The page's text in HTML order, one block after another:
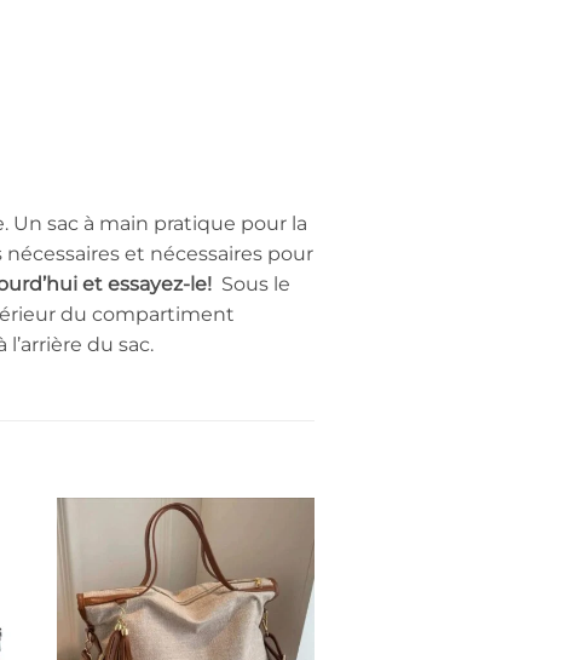
Un sac à main pratique pour la
et nécessaires pour
et essayez-le! Sous le
du compartiment
du sac.